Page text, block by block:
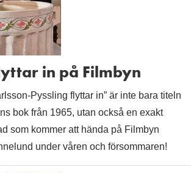
in på Filmbyn
Pyssling flyttar in” är inte bara titeln
bok från 1965, utan också en exakt
som kommer att hända på Filmbyn
under våren och försommaren!